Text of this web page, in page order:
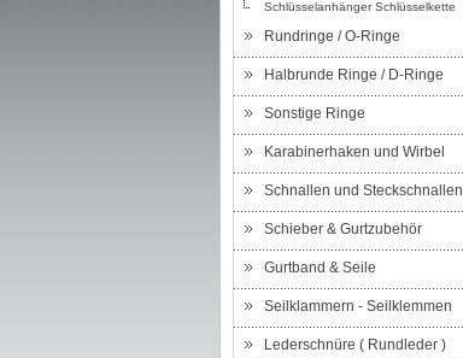
Schlüsselanhänger Schlüsselkette
Rundringe / O-Ringe
Halbrunde Ringe / D-Ringe
Sonstige Ringe
Karabinerhaken und Wirbel
Schnallen und Steckschnallen
Schieber & Gurtzubehör
Gurtband & Seile
Seilklammern - Seilklemmen
Lederschnüre ( Rundleder )